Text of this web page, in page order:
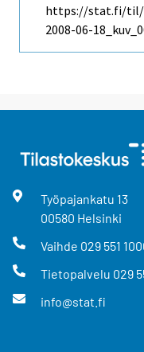
https://stat.fi/til/
2008-06-
Työpajankatu 13
00580 Helsinki
Vaihde 029 551
Tietopalvelu 029
info@stat.fi